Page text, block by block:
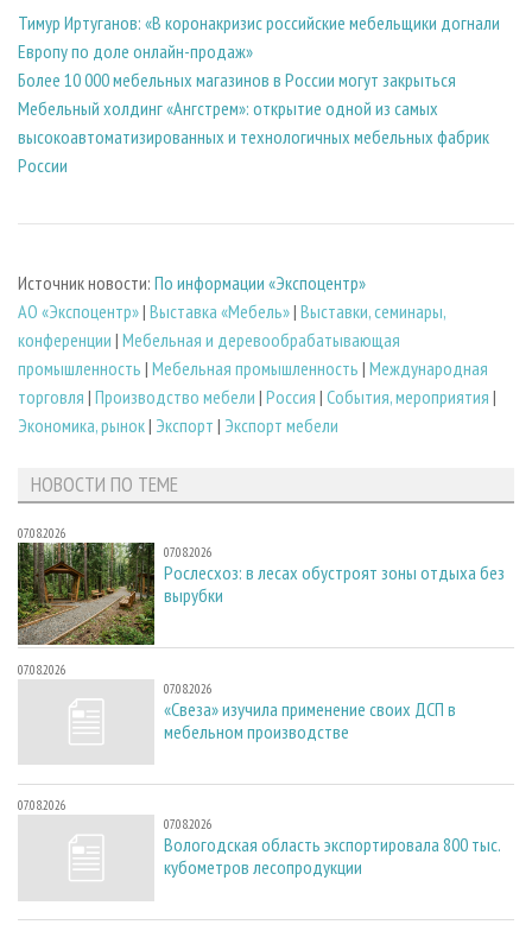
Тимур Иртуганов: «В коронакризис российские мебельщики догнали
Европу по доле онлайн-продаж»
Более 10 000 мебельных магазинов в России могут закрыться
Мебельный холдинг «Ангстрем»: открытие одной из самых
высокоавтоматизированных и технологичных мебельных фабрик
России
Источник новости: По информации «Экспоцентр»
АО «Экспоцентр»| Выставка «Мебель»| Выставки, семинары,
конференции | Мебельная и деревообрабатывающая
промышленность | Мебельная промышленность | Международная
торговля | Производство мебели | Россия | События, мероприятия |
Экономика, рынок| Экспорт | Экспорт мебели
НОВОСТИ ПО ТЕМЕ
07.08.2026
07.08.2026
Рослесхоз: в лесах обустроят зоны отдыха без
вырубки
07.08.2026
07.08.2026
«Свеза» изучила применение своих ДСП в
мебельном производстве
07.08.2026
07.08.2026
Вологодская область экспортировала 800 тыс.
кубометров лесопродукции